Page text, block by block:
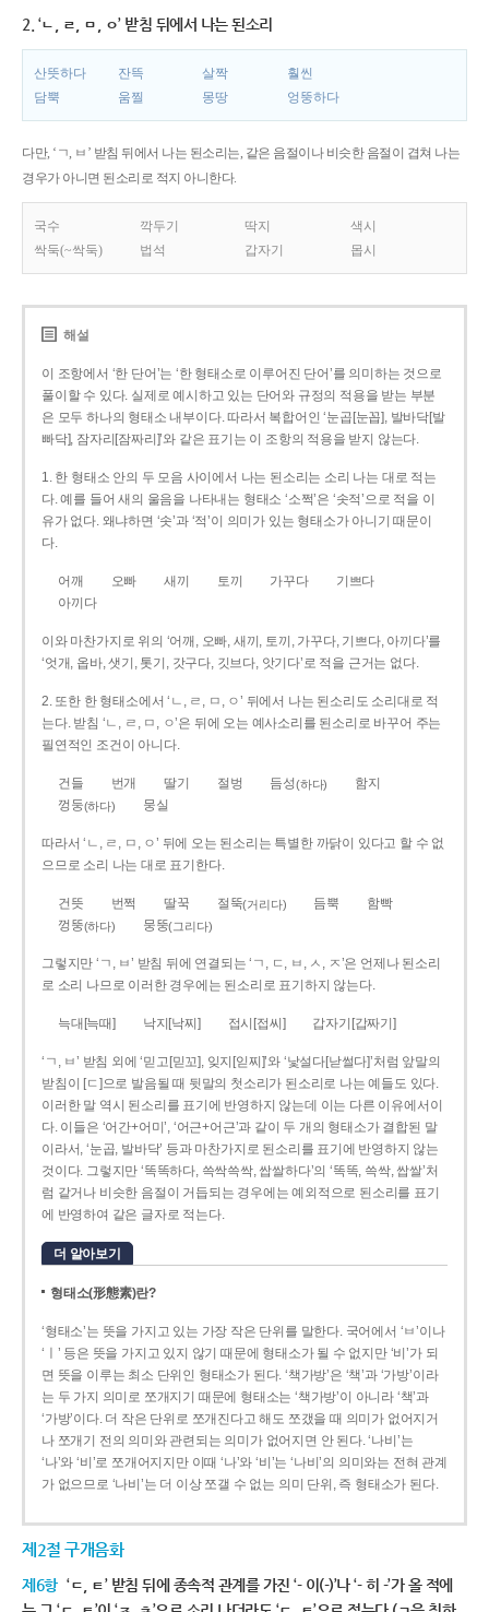
2. ‘ㄴ, ㄹ, ㅁ, ㅇ’ 받침 뒤에서 나는 된소리
산뜻하다 잔뜩 살짝
훨씬
담뿍
움찔 몽땅 엉뚱하다
다만, ‘ㄱ, ㅂ’ 받침 뒤에서 나는 된소리는, 같은 음절이나 비슷한 음절이 겹쳐 나는
경우가 아니면 된소리로 적지 아니한다.
국수 깍두기 딱지
색시
싹둑(~싹둑)
법석 갑자기 몹시
해설
이 조항에서 ‘한 단어’는 ‘한 형태소로 이루어진 단어’를 의미하는 것으로
풀이할 수 있다. 실제로 예시하고 있는 단어와 규정의 적용을 받는 부분
은 모두 하나의 형태소 내부이다. 따라서 복합어인 ‘눈곱[눈꼽], 발바닥[발
빠닥], 잠자리[잠짜리]’와 같은 표기는 이 조항의 적용을 받지 않는다.
1. 한 형태소 안의 두 모음 사이에서 나는 된소리는 소리 나는 대로 적는
다. 예를 들어 새의 울음을 나타내는 형태소 ‘소쩍’은 ‘솟적’으로 적을 이
유가 없다. 왜냐하면 ‘솟’과 ‘적’이 의미가 있는 형태소가 아니기 때문이
다.
어깨 오빠 새끼 토끼 가꾸다
기쁘다
아끼다
이와 마찬가지로 위의 ‘어깨, 오빠, 새끼, 토끼, 가꾸다, 기쁘다, 아끼다’를
‘엇개, 옵바, 샛기, 톳기, 갓구다, 깃브다, 앗기다’로 적을 근거는 없다.
2. 또한 한 형태소에서 ‘ㄴ, ㄹ, ㅁ, ㅇ’ 뒤에서 나는 된소리도 소리대로 적
는다. 받침 ‘ㄴ, ㄹ, ㅁ, ㅇ’은 뒤에 오는 예사소리를 된소리로 바꾸어 주는
필연적인 조건이 아니다.
건들 번개 딸기 절벙 듬성(하다)
함지
껑둥(하다) 뭉실
따라서 ‘ㄴ, ㄹ, ㅁ, ㅇ’ 뒤에 오는 된소리는 특별한 까닭이 있다고 할 수 없
으므로 소리 나는 대로 표기한다.
건뜻 번쩍 딸꾹 절뚝(거리다) 듬뿍
함빡
껑뚱(하다) 뭉뚱(그리다)
그렇지만 ‘ㄱ, ㅂ’ 받침 뒤에 연결되는 ‘ㄱ, ㄷ, ㅂ, ㅅ, ㅈ’은 언제나 된소리
로 소리 나므로 이러한 경우에는 된소리로 표기하지 않는다.
늑대[늑때] 낙지[낙찌] 접시[접씨] 갑자기[갑짜기]
‘ㄱ, ㅂ’ 받침 외에 ‘믿고[믿꼬], 잊지[읻찌]’와 ‘낯설다[낟썰다]’처럼 앞말의
받침이 [ㄷ]으로 발음될 때 뒷말의 첫소리가 된소리로 나는 예들도 있다.
이러한 말 역시 된소리를 표기에 반영하지 않는데 이는 다른 이유에서이
다. 이들은 ‘어간+어미’, ‘어근+어근’과 같이 두 개의 형태소가 결합된 말
이라서, ‘눈곱, 발바닥’ 등과 마찬가지로 된소리를 표기에 반영하지 않는
것이다. 그렇지만 ‘똑똑하다, 쓱싹쓱싹, 쌉쌀하다’의 ‘똑똑, 쓱싹, 쌉쌀’처
럼 같거나 비슷한 음절이 거듭되는 경우에는 예외적으로 된소리를 표기
에 반영하여 같은 글자로 적는다.
더 알아보기
형태소(形態素)란?
‘형태소’는 뜻을 가지고 있는 가장 작은 단위를 말한다. 국어에서 ‘ㅂ’이나
‘ㅣ’ 등은 뜻을 가지고 있지 않기 때문에 형태소가 될 수 없지만 ‘비’가 되
면 뜻을 이루는 최소 단위인 형태소가 된다. ‘책가방’은 ‘책’과 ‘가방’이라
는 두 가지 의미로 쪼개지기 때문에 형태소는 ‘책가방’이 아니라 ‘책’과
‘가방’이다. 더 작은 단위로 쪼개진다고 해도 쪼갰을 때 의미가 없어지거
나 쪼개기 전의 의미와 관련되는 의미가 없어지면 안 된다. ‘나비’는
‘나’와 ‘비’로 쪼개어지지만 이때 ‘나’와 ‘비’는 ‘나비’의 의미와는 전혀 관계
가 없으므로 ‘나비’는 더 이상 쪼갤 수 없는 의미 단위, 즉 형태소가 된다.
제2절 구개음화
제6항 ‘ㄷ, ㅌ’ 받침 뒤에 종속적 관계를 가진 ‘- 이(-)’나 ‘- 히 -’가 올 적에